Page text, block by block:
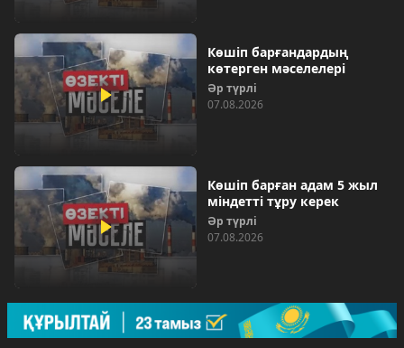
Көшіп барғандардың
көтерген мәселелері
Әр түрлі
07.08.2026
Көшіп барған адам 5 жыл
міндетті тұру керек
Әр түрлі
07.08.2026